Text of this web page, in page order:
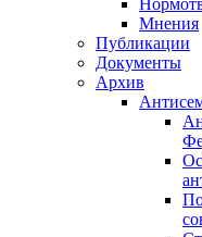
Мнения
Публикации
Документы
Архив